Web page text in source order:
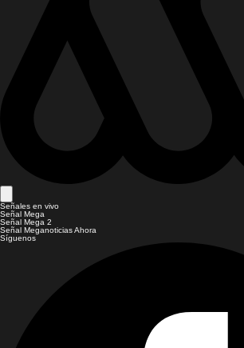
Señales en vivo
Señal Mega
Señal Mega 2
Señal Meganoticias Ahora
Síguenos